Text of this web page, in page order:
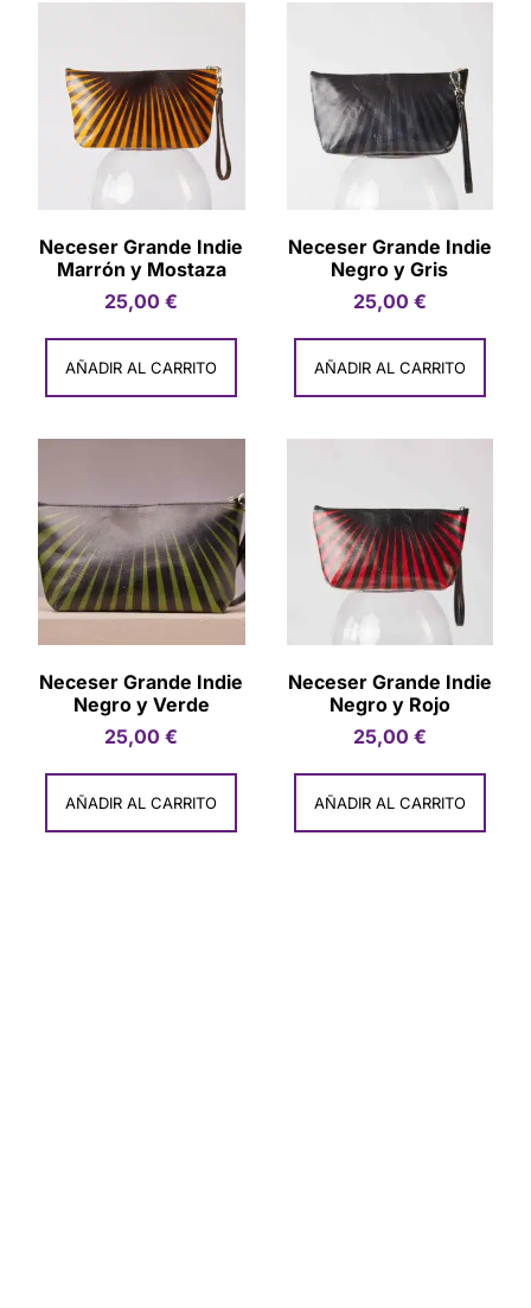
Neceser Grande Indie
Marrón y Mostaza
25,00€
AÑADIR AL CARRITO
Neceser Grande Indie
Negro y Gris
25,00 €
AÑADIR AL CARRITO
Neceser Grande Indie
Negro y Verde
25,00€
AÑADIR AL CARRITO
Neceser Grande Indie
Negro y Rojo
25,00 €
AÑADIR AL CARRITO